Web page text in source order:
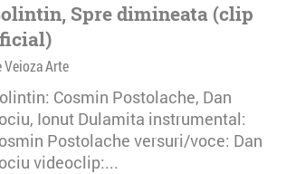
Spre dimineata (clip
Veioza Arte
Cosmin Postolache, Dan
Ionut Dulamita instrumental:
Postolache versuri/voce: Dan
videoclip:...